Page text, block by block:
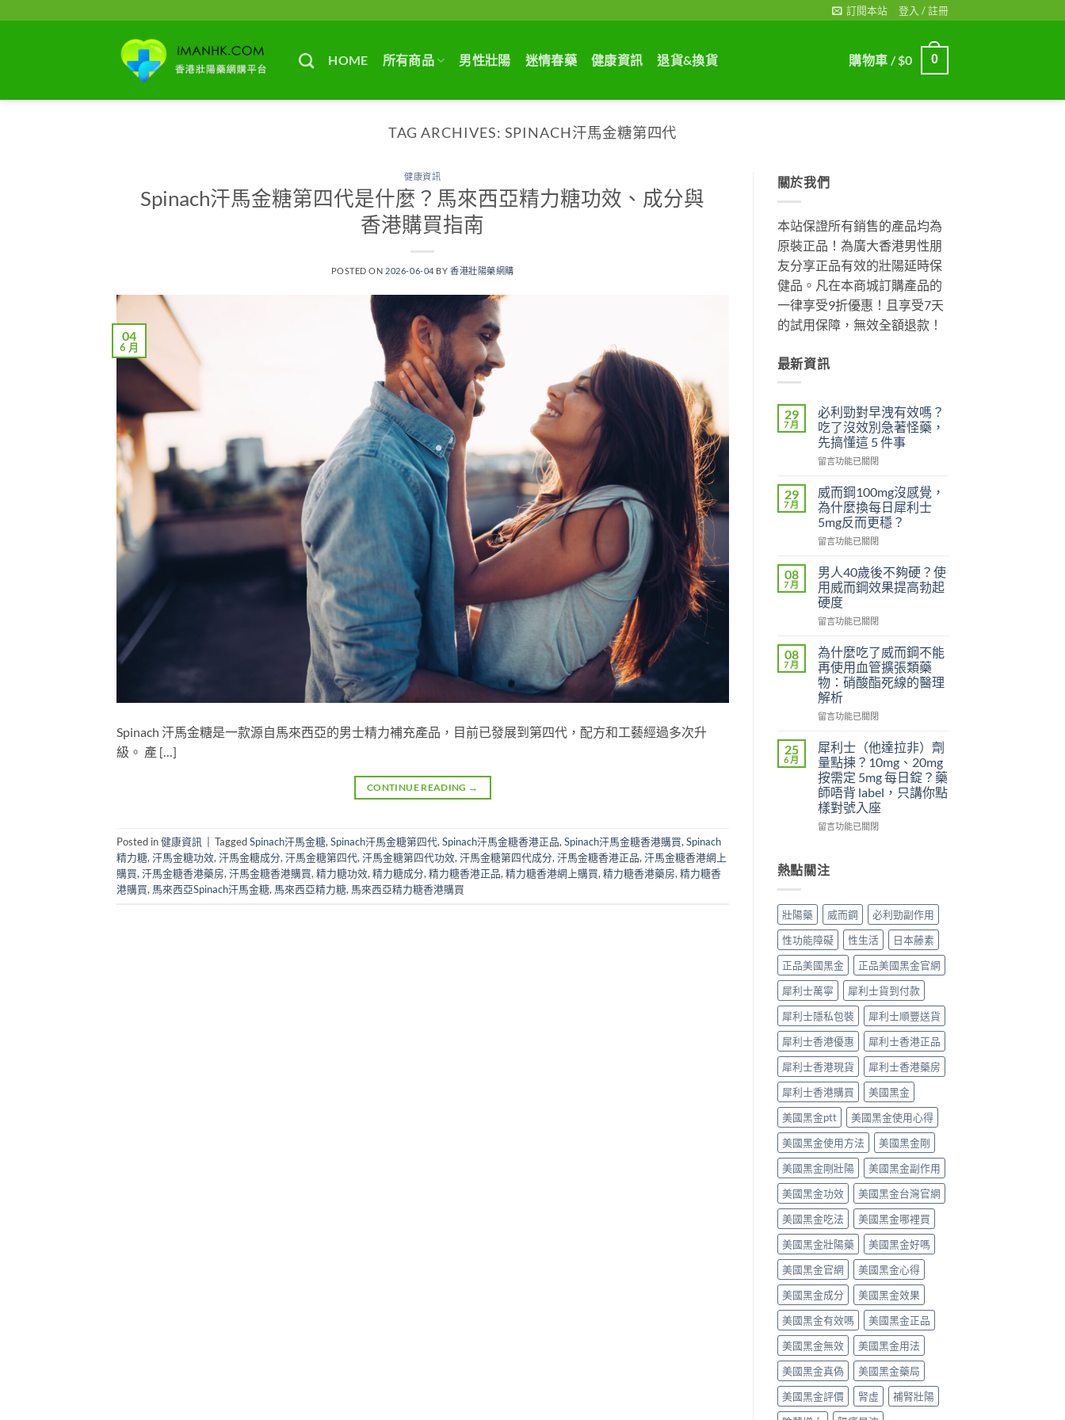
訂閱本站 登入 / 註冊
HOME 所有商品 男性壯陽 迷情春藥 健康資訊 退貨&換貨 購物車 /$0 0
TAG ARCHIVES: SPINACH汗馬金糖第四代
健康資訊
Spinach汗馬金糖第四代是什麼？馬來西亞精力糖功效、成分與
香港購買指南
POSTED ON 2026-06-04 BY香港壯陽藥網購
04
6 月
Spinach 汗馬金糖是一款源自馬來西亞的男士精力補充產品，目前已發展到第四代，配方和工藝經過多次升
級。 產 […]
CONTINUE READING →
Posted in健康資訊 TaggedSpinach汗馬金糖, Spinach汗馬金糖第四代, Spinach汗馬金糖香港正品, Spinach汗馬金糖香港購買, Spinach
精力糖, 汗馬金糖功效, 汗馬金糖成分, 汗馬金糖第四代, 汗馬金糖第四代功效, 汗馬金糖第四代成分, 汗馬金糖香港正品, 汗馬金糖香港網上
購買, 汗馬金糖香港藥房, 汗馬金糖香港購買, 精力糖功效, 精力糖成分, 精力糖香港正品, 精力糖香港網上購買, 精力糖香港藥房, 精力糖香
港購買, 馬來西亞Spinach汗馬金糖, 馬來西亞精力糖, 馬來西亞精力糖香港購買
關於我們
本站保證所有銷售的產品均為
原裝正品！為廣大香港男性朋
友分享正品有效的壯陽延時保
健品。凡在本商城訂購產品的
一律享受9折優惠！且享受7天
的試用保障，無效全額退款！
最新資訊
29
7 月
必利勁對早洩有效嗎？
吃了沒效別急著怪藥，
先搞懂這 5 件事
在
利
勁
對
早
洩
效
嗎？
吃
了
沒
別
急
著
怪
藥，
先
懂
這
5
件
事〉
中
留言功能已關閉
29
7 月
威而鋼100mg沒感覺，
為什麼換每日犀利士
5mg反而更穩？
在
而
鋼
100mg
沒
感
為
什
麼
換
每
日
利
士
5mg
反
而
更
穩？〉
留言功能已關閉
08
7 月
男人40歲後不夠硬？使
用威而鋼效果提高勃起
硬度
在
人
40
歲
後
不
夠
使
用
威
而
鋼
效
果
勃
起
度〉
留言功能已關閉
08
7 月
為什麼吃了威而鋼不能
再使用血管擴張類藥
物：硝酸酯死線的醫理
解析
在
什
麼
吃
了
威
而
鋼
再
使
血
擴
張
類
藥
物：
硝
酸
酯
死
線
的
醫
理
解
析〉
中
留言功能已關閉
25
6 月
犀利士（他達拉非）劑
量點揀？10mg、20mg
按需定 5mg 每日錠？藥
師唔背 label，只講你點
樣對號入座
在
士
（他
拉
非）
劑
量
點
揀？
10mg、
20mg
按
需
定
5mg
每
日
錠？
藥
師
唔
背
label，
只
講
你
點
樣
對
號
入
座〉
中
留言功能已關閉
熱點關注
壯陽藥 威而鋼
必利勁副作用
性功能障礙
性生活
日本藤素
正品美國黑金
正品美國黑金官網
犀利士萬寧
犀利士貨到付款
犀利士隱私包裝
犀利士順豐送貨
犀利士香港優惠
犀利士香港正品
犀利士香港現貨
犀利士香港藥房
犀利士香港購買
美國黑金
美國黑金ptt
美國黑金使用心得
美國黑金使用方法
美國黑金剛
美國黑金剛壯陽
美國黑金副作用
美國黑金功效
美國黑金台灣官網
美國黑金吃法
美國黑金哪裡買
美國黑金壯陽藥
美國黑金好嗎
美國黑金官網
美國黑金心得
美國黑金成分
美國黑金效果
美國黑金有效嗎
美國黑金正品
美國黑金無效
美國黑金用法
美國黑金真偽
美國黑金藥局
美國黑金評價
腎虛
補腎壯陽